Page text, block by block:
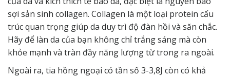
sợi sản sinh collagen. Collagen là một loại protein cấu
trúc quan trọng giúp da duy trì độ đàn hồi và săn chắc.
Hãy để làn da của bạn không chỉ trắng sáng mà còn
khỏe mạnh và tràn đầy năng lượng từ trong ra ngoài.
Ngoài ra, tia hồng ngoại có tần số 3-3,8J còn có khả